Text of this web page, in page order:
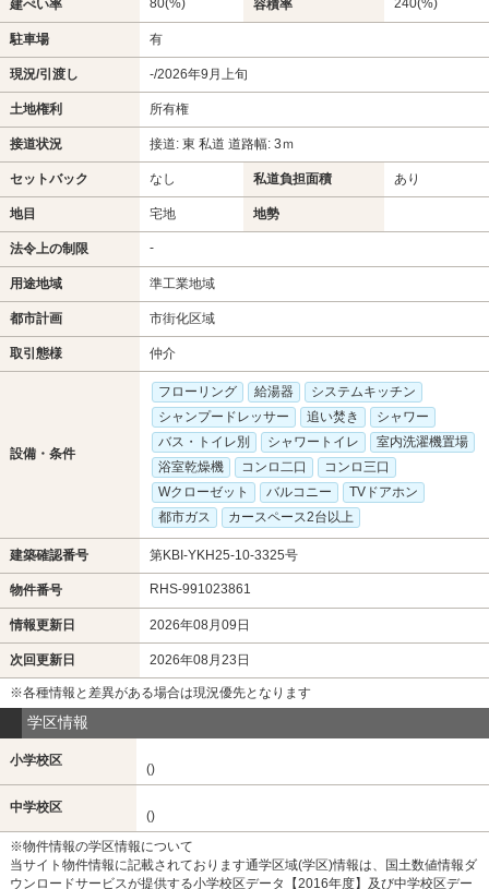
建ぺい率 容積率
駐車場 有
現況/引渡し -/2026年9月上旬
土地権利 所有権
接道状況 接道: 東 私道 道路幅: 3ｍ
セットバック なし 私道負担面積 あり
地目 宅地 地勢
法令上の制限 -
用途地域 準工業地域
都市計画 市街化区域
取引態様 仲介
設備・条件
フローリング 給湯器
システムキッチン
シャンプードレッサー
追い焚き
シャワー
バス・トイレ別
シャワートイレ
室内洗濯機置場
浴室乾燥機
コンロ二口
コンロ三口
Wクローゼット
バルコニー
TVドアホン
都市ガス
カースペース2台以上
建築確認番号 第KBI-YKH25-10-3325号
物件番号 RHS-991023861
情報更新日 2026年08月09日
次回更新日 2026年08月23日
※各種情報と差異がある場合は現況優先となります
学区情報
小学校区
()
中学校区
()
※物件情報の学区情報について
当サイト物件情報に記載されております通学区域(学区)情報は、国土数値情報ダ
ウンロードサービスが提供する小学校区データ【2016年度】及び中学校区デー